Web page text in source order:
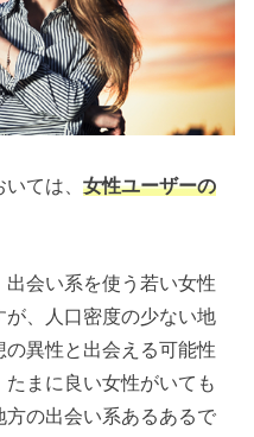
いては、女性ユーザーの
会い系を使う若い女性
、人口密度の少ない地
異性と出会える可能性
まに良い女性がいても
の出会い系あるあるで